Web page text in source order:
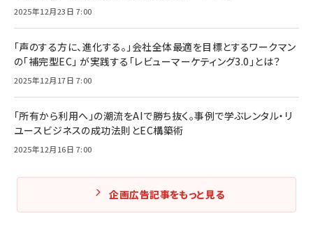
2025年12月23日 7:00
「声のする方に、進化する。」会社全体最適を目標とするワークマン
の「補完型EC」 が実践する「レビューマーケティング3.0」とは？
2025年12月17日 7:00
「所有から利用へ」の潮流をAIで勝ち抜く。事例で学ぶレンタル・リ
ユースビジネスの成功法則とEC構築術
2025年12月16日 7:00
企画広告記事をもっと見る